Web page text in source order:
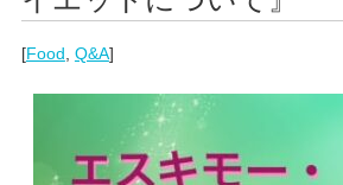
[Food Q&A]